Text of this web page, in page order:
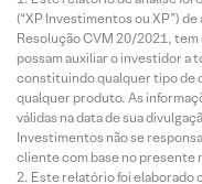
(“XP Investimentos ou XP”)
Resolução CVM 20/2021,
possam auxiliar o investidor a
constituindo qualquer tipo de
qualquer produto. As
válidas na data de sua
Investimentos não se
cliente com base no presente
Este relatório foi elaborado